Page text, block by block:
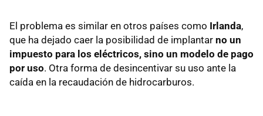
El problema es similar en otros países como Irlanda,
que ha dejado caer la posibilidad de implantar no un
impuesto para los eléctricos, sino un modelo de pago
por uso. Otra forma de desincentivar su uso ante la
caída en la recaudación de hidrocarburos.